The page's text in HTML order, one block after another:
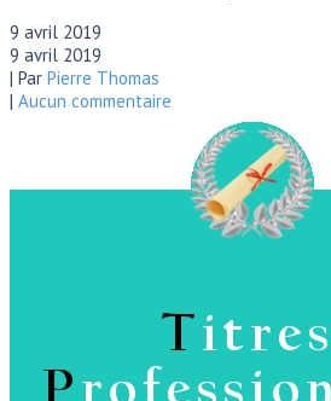
9 avril 2019
9 avril 2019
| Par Pierre Thomas
| Aucun commentaire